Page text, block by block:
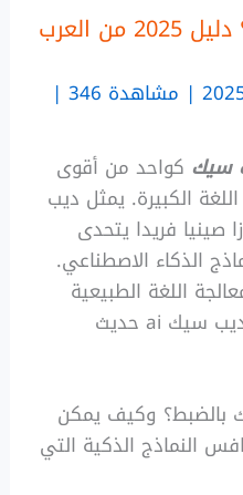
ما هو برنامج ديب سيك؟ دليل 2025 من العرب
|
سيك كواحد من أقوى
الكبيرة. يمثل ديب
صينيا فريدا يتحدى
الذكاء الاصطناعي.
اللغة الطبيعية
والاستدلال المنطقي أصبح ديب سيك ai حديث
بالضبط؟ وكيف يمكن
النماذج الذكية التي